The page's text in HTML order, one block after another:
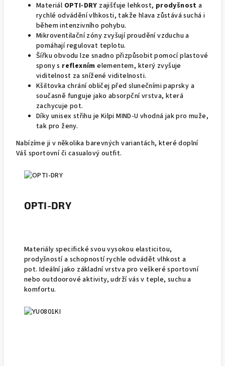
Materiál OPTI-DRY zajišťuje lehkost, prodyšnost a
rychlé odvádění vlhkosti, takže hlava zůstává suchá i
během intenzivního pohybu.
Mikroventilační zóny zvyšují proudění vzduchu a
pomáhají regulovat teplotu.
Šířku obvodu lze snadno přizpůsobit pomocí plastové
spony s reflexním elementem, který zvyšuje
viditelnost za snížené viditelnosti.
Kšiltovka chrání obličej před slunečními paprsky a
současně funguje jako absorpční vrstva, která
zachycuje pot.
Díky unisex střihu je Kilpi MIND-U vhodná jak pro muže,
tak pro ženy.
Nabízíme ji v několika barevných variantách, které doplní
Váš sportovní či casualový outfit.
OPTI-DRY
Materiály specifické svou vysokou elasticitou,
prodyšností a schopností rychle odvádět vlhkost a
pot. Ideální jako základní vrstva pro veškeré sportovní
nebo outdoorové aktivity, udrží vás v teple, suchu a
komfortu.